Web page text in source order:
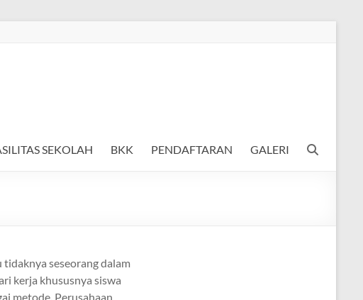
SEKOLAH BKK PENDAFTARAN GALERI
seseorang dalam
kerja khususnya siswa
metode. Perusahaan